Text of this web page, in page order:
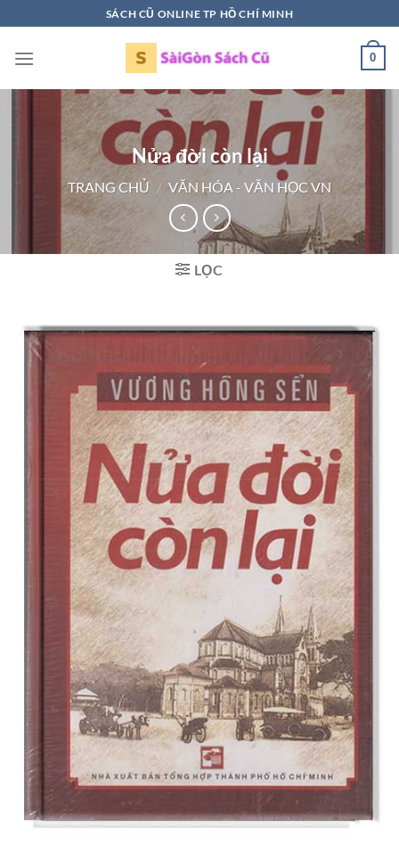
qua
nội
SÁCH CŨ ONLINE TP HỒ CHÍ MINH
0
Nửa đời còn lại
TRANG CHỦ / VĂN HÓA - VĂN HỌC VN
LỌC